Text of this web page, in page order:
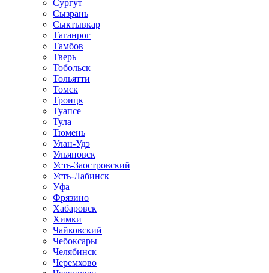
Сургут
Сызрань
Сыктывкар
Таганрог
Тамбов
Тверь
Тобольск
Тольятти
Томск
Троицк
Туапсе
Тула
Тюмень
Улан-Удэ
Ульяновск
Усть-Заостровский
Усть-Лабинск
Уфа
Фрязино
Хабаровск
Химки
Чайковский
Чебоксары
Челябинск
Черемхово